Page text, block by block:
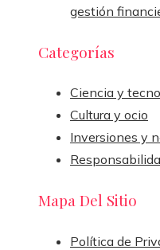
gestión
Categorías
Ciencia y
Cultura y ocio
Inversiones y
Mapa Del Sitio
Política de